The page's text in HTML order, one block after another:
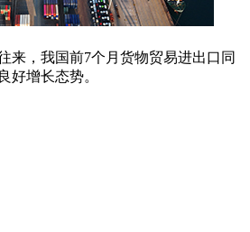
来，我国前7个月货物贸易进出口同
好增长态势。